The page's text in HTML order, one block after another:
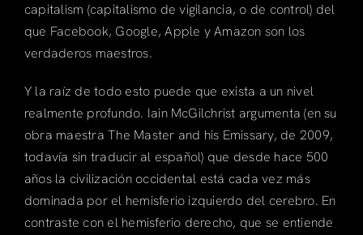
capitalism (capitalismo de vigilancia, o de control) del
que Facebook, Google, Apple y Amazon son los
verdaderos maestros.
Y la raíz de todo esto puede que exista a un nivel
realmente profundo. Iain McGilchrist argumenta (en su
obra maestra The Master and his Emissary, de 2009,
todavía sin traducir al español) que desde hace 500
años la civilización occidental está cada vez más
dominada por el hemisferio izquierdo del cerebro. En
contraste con el hemisferio derecho, que se entiende